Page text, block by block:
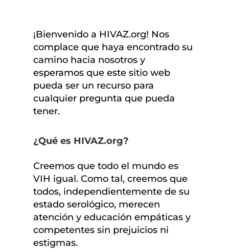
¡Bienvenido a HIVAZ.org! Nos
complace que haya encontrado su
camino hacia nosotros y
esperamos que este sitio web
pueda ser un recurso para
cualquier pregunta que pueda
tener.
¿Qué es HIVAZ.org?
Creemos que todo el mundo es
VIH igual. Como tal, creemos que
todos, independientemente de su
estado serológico, merecen
atención y educación empáticas y
competentes sin prejuicios ni
estigmas.